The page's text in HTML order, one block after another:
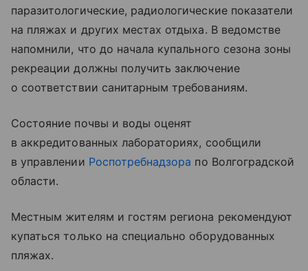
паразитологические, радиологические показатели
на пляжах и других местах отдыха. В ведомстве
напомнили, что до начала купального сезона зоны
рекреации должны получить заключение
о соответствии санитарным требованиям.
Состояние почвы и воды оценят
в аккредитованных лабораториях, сообщили
в управлении Роспотребнадзора по Волгоградской
области.
Местным жителям и гостям региона рекомендуют
купаться только на специально оборудованных
пляжах.